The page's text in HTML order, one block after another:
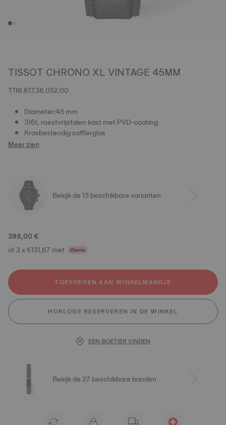
TISSOT CHRONO XL VINTAGE 45MM
T116.617.36.052.00
Diameter:45 mm
316L roestvrijstalen kast met PVD-coating
Krasbestendig saffierglas
Meer zien
Bekijk de 13 beschikbare varianten
395,00 €
of 3 x €131,67 met
TOEVOEGEN AAN WINKELMANDJE
HORLOGE RESERVEREN IN DE WINKEL
EEN BOETIEK VINDEN
Bekijk de 27 beschikbare banden